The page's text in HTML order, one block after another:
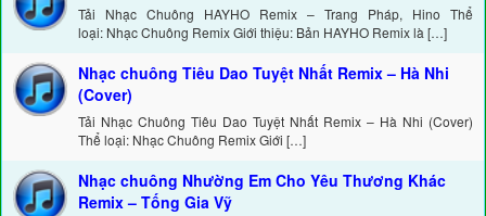
Tải Nhạc Chuông HAYHO Remix – Trang Pháp, Hino Thể
loại: Nhạc Chuông Remix Giới thiệu: Bản HAYHO Remix là […]
Nhạc chuông Tiêu Dao Tuyệt Nhất Remix – Hà Nhi
(Cover)
Tải Nhạc Chuông Tiêu Dao Tuyệt Nhất Remix – Hà Nhi (Cover)
Thể loại: Nhạc Chuông Remix Giới […]
Nhạc chuông Nhường Em Cho Yêu Thương Khác
Remix – Tống Gia Vỹ